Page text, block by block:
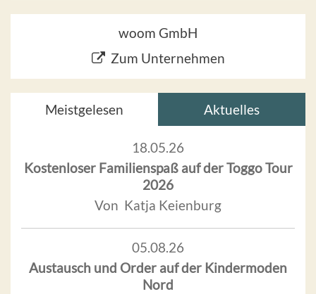
woom GmbH
Zum Unternehmen
Meistgelesen Aktuelles
18.05.26
Kostenloser Familienspaß auf der Toggo Tour
2026
Von Katja Keienburg
05.08.26
Austausch und Order auf der Kindermoden
Nord